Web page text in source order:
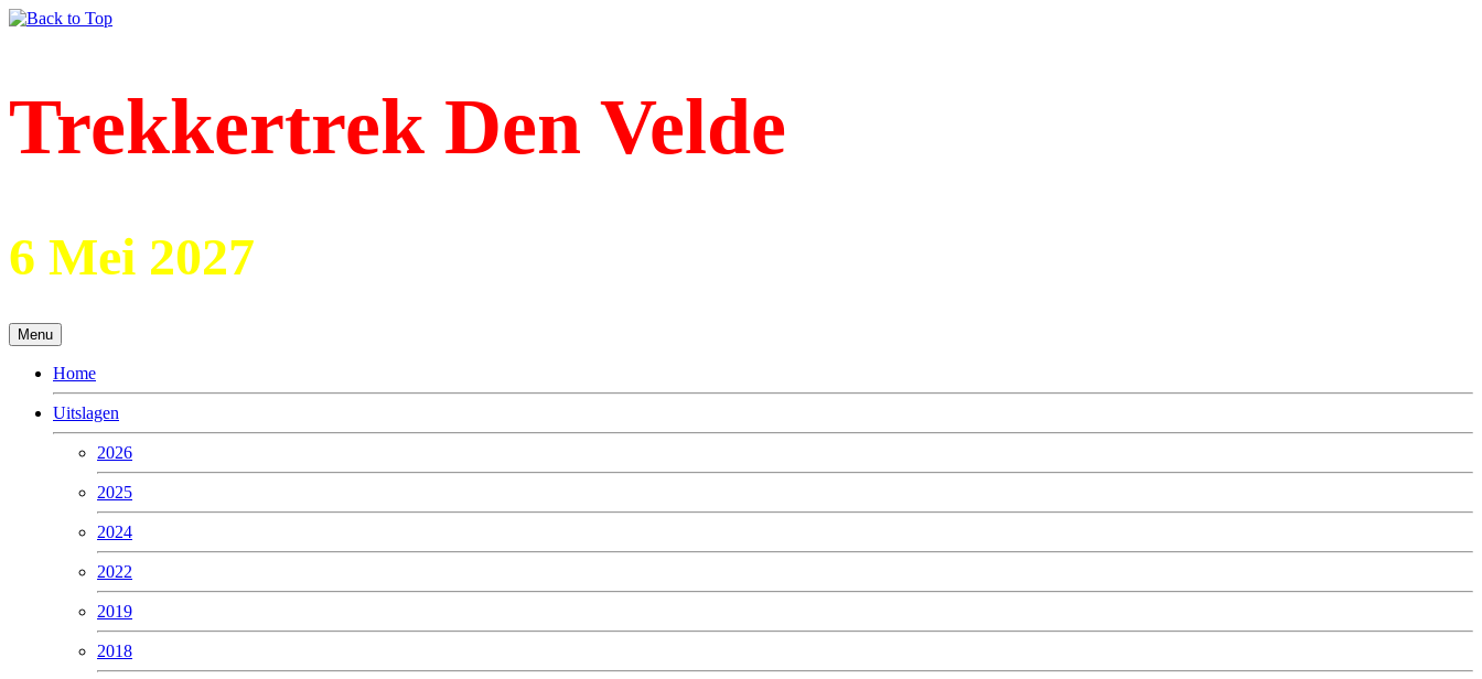
Trekkertrek Den Velde
6 Mei 2027
Menu
Home
Uitslagen
2026
2025
2024
2022
2019
2018